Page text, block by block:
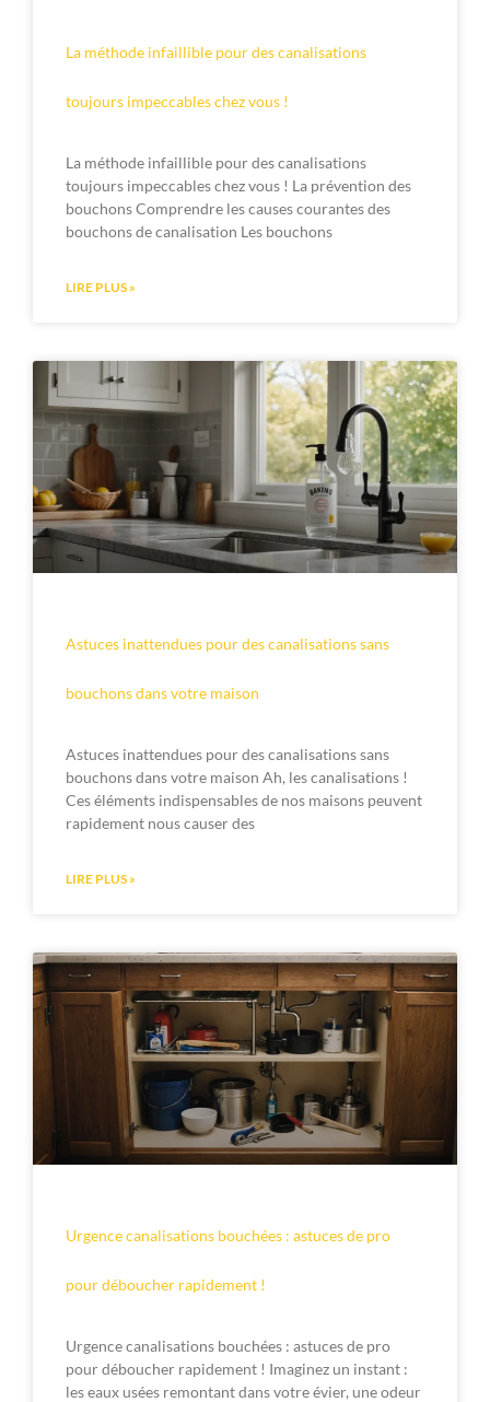
La méthode infaillible pour des canalisations
toujours impeccables chez vous !
La méthode infaillible pour des canalisations
toujours impeccables chez vous ! La prévention des
bouchons Comprendre les causes courantes des
bouchons de canalisation Les bouchons
LIRE PLUS »
Astuces inattendues pour des canalisations sans
bouchons dans votre maison
Astuces inattendues pour des canalisations sans
bouchons dans votre maison Ah, les canalisations !
Ces éléments indispensables de nos maisons peuvent
rapidement nous causer des
LIRE PLUS »
Urgence canalisations bouchées : astuces de pro
pour déboucher rapidement !
Urgence canalisations bouchées : astuces de pro
pour déboucher rapidement ! Imaginez un instant :
les eaux usées remontant dans votre évier, une odeur